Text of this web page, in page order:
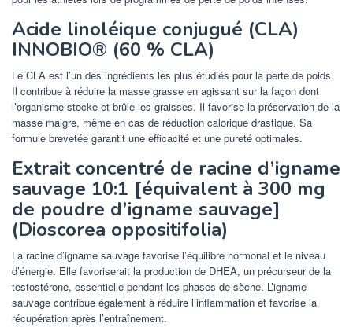
Acide linoléique conjugué (CLA)
INNOBIO® (60 % CLA)
Le CLA est l’un des ingrédients les plus étudiés pour la perte de poids.
Il contribue à réduire la masse grasse en agissant sur la façon dont
l’organisme stocke et brûle les graisses. Il favorise la préservation de la
masse maigre, même en cas de réduction calorique drastique. Sa
formule brevetée garantit une efficacité et une pureté optimales.
Extrait concentré de racine d’igname
sauvage 10:1 [équivalent à 300 mg
de poudre d’igname sauvage]
(Dioscorea oppositifolia)
La racine d’igname sauvage favorise l’équilibre hormonal et le niveau
d’énergie. Elle favoriserait la production de DHEA, un précurseur de la
testostérone, essentielle pendant les phases de sèche. L’igname
sauvage contribue également à réduire l’inflammation et favorise la
récupération après l’entraînement.